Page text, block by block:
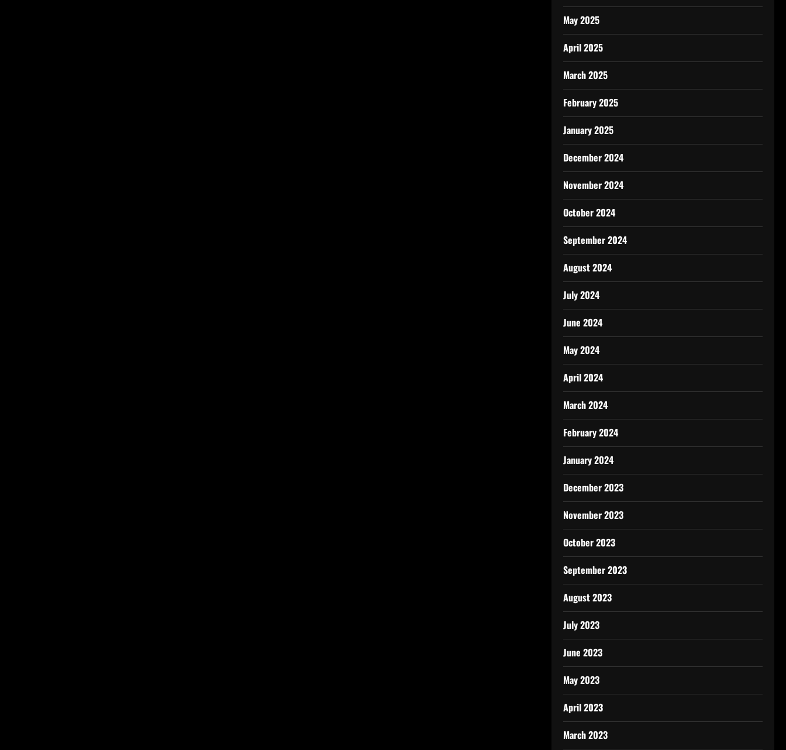
May 2025
April 2025
March 2025
February 2025
January 2025
December 2024
November 2024
October 2024
September 2024
August 2024
July 2024
June 2024
May 2024
April 2024
March 2024
February 2024
January 2024
December 2023
November 2023
October 2023
September 2023
August 2023
July 2023
June 2023
May 2023
April 2023
March 2023